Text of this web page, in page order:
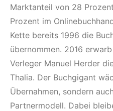
Marktanteil von 28
Prozent im
Kette bereits 1996 die
übernommen. 2016
Verleger Manuel Herder
Thalia. Der Buchgigant
Übernahmen, sondern
Partnermodell. Dabei